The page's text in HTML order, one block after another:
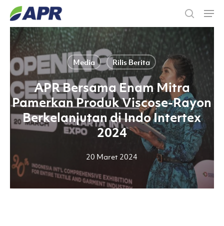
Skip
main
content
Media Rilis Berita
APR Bersama Enam Mitra
Pamerkan Produk Viscose-Rayon
Berkelanjutan di Indo Intertex
2024
20 Maret 2024